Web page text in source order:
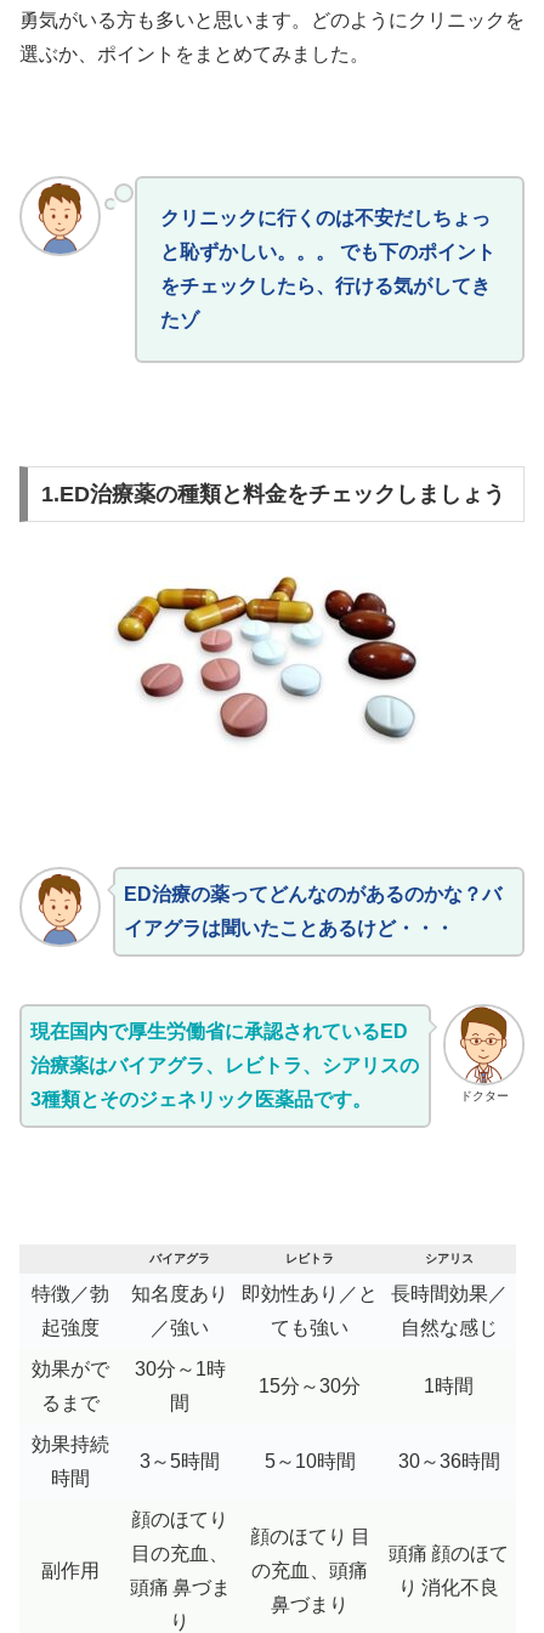
勇気がいる方も多いと思います。どのようにクリニックを
選ぶか、ポイントをまとめてみました。
クリニックに行くのは不安だしちょっ
と恥ずかしい。。。 でも下のポイント
をチェックしたら、行ける気がしてき
たゾ
1.ED治療薬の種類と料金をチェックしましょう
ED治療の薬ってどんなのがあるのかな？バ
イアグラは聞いたことあるけど・・・
ドクター
現在国内で厚生労働省に承認されているED
治療薬はバイアグラ、レビトラ、シアリスの
3種類とそのジェネリック医薬品です。
バイアグラ レビトラ シアリス
特徴／勃
起強度
知名度あり
／強い
即効性あり／と
ても強い
長時間効果／
自然な感じ
効果がで
るまで
30分～1時
間
15分～30分 1時間
効果持続
時間
3～5時間 5～10時間 30～36時間
副作用
顔のほてり
目の充血、
頭痛 鼻づま
り
顔のほてり 目
の充血、頭痛
鼻づまり
頭痛 顔のほて
り 消化不良